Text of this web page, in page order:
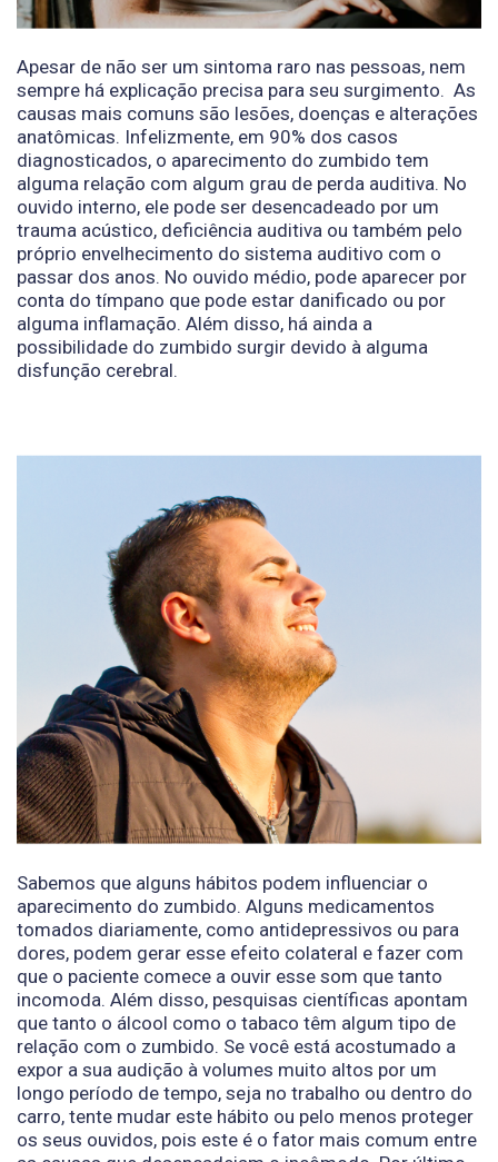
Apesar de não ser um sintoma raro nas pessoas, nem
sempre há explicação precisa para seu surgimento. As
causas mais comuns são lesões, doenças e alterações
anatômicas. Infelizmente, em 90% dos casos
diagnosticados, o aparecimento do zumbido tem
alguma relação com algum grau de perda auditiva. No
ouvido interno, ele pode ser desencadeado por um
trauma acústico, deficiência auditiva ou também pelo
próprio envelhecimento do sistema auditivo com o
passar dos anos. No ouvido médio, pode aparecer por
conta do tímpano que pode estar danificado ou por
alguma inflamação. Além disso, há ainda a
possibilidade do zumbido surgir devido à alguma
disfunção cerebral.
Sabemos que alguns hábitos podem influenciar o
aparecimento do zumbido. Alguns medicamentos
tomados diariamente, como antidepressivos ou para
dores, podem gerar esse efeito colateral e fazer com
que o paciente comece a ouvir esse som que tanto
incomoda. Além disso, pesquisas científicas apontam
que tanto o álcool como o tabaco têm algum tipo de
relação com o zumbido. Se você está acostumado a
expor a sua audição à volumes muito altos por um
longo período de tempo, seja no trabalho ou dentro do
carro, tente mudar este hábito ou pelo menos proteger
os seus ouvidos, pois este é o fator mais comum entre